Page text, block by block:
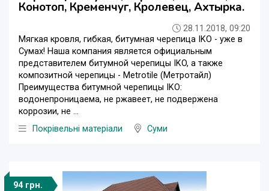
Конотоп, Кременчуг, Кролевец, Ахтырка.
28.11.2018, 09:20
Мягкая кровля, гибкая, битумная черепица IKO - уже в
Сумах! Наша компания является официальным
представителем битумной черепицы IKO, а также
композитной черепицы - Metrotile (Метротайл)
Преимущества битумной черепицы IKO:
водонепроницаема, не ржавеет, не подвержена
коррозии, не ...
Покрівельні матеріали
Суми
94 грн.